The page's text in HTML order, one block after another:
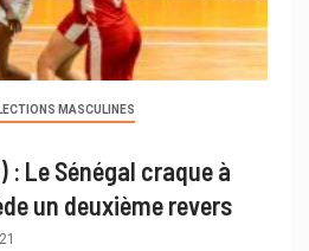
MASCULINES
: Le Sénégal craque à
un deuxième revers